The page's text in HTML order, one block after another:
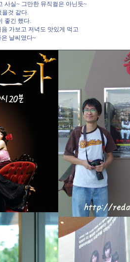
사실~ 그만한 뮤직컬은 아닌듯~
것 같다.
좋긴 했다.
가보고 저녁도 맛있게 먹고
날씨였다~